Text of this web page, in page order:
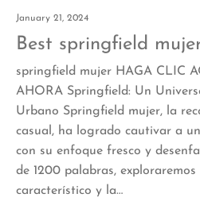
January 21, 2024
Best springfield
springfield mujer HAGA CLIC
AHORA Springfield: Un
Urbano Springfield mujer, la
casual, ha logrado cautivar a
con su enfoque fresco y
de 1200 palabras,
característico y la…